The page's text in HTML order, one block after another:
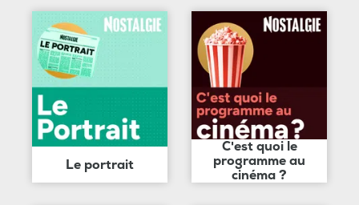
Le portrait
C'est quoi le
programme au
cinéma ?